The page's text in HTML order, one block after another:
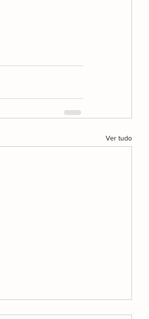
Ver tudo